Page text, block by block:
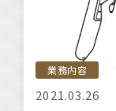
業務内容
2021.03.26